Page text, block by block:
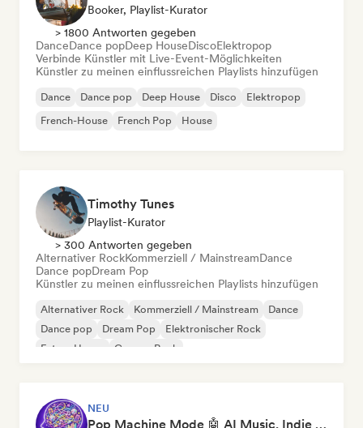
Booker, Playlist-Kurator
> 1800 Antworten gegeben
DanceDance popDeep HouseDiscoElektropop
Verbinde Künstler mit Live-Event-Möglichkeiten
Künstler zu meinen einflussreichen Playlists hinzufügen
Dance Dance pop Deep House Disco
Elektropop
French-House
French Pop House
Timothy Tunes
Playlist-Kurator
> 300 Antworten gegeben
Alternativer RockKommerziell / MainstreamDance
Dance popDream Pop
Künstler zu meinen einflussreichen Playlists hinzufügen
Alternativer Rock Kommerziell / Mainstream
Dance
Dance pop
Dream Pop
Elektronischer Rock
Future House
Garage-Rock
NEU
Pop Machine Mode 🤖 AI Music, Indie Pop & Dream Pop